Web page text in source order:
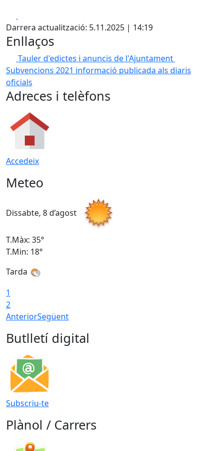
Darrera actualització: 5.11.2025 | 14:19
Enllaços
Tauler d'edictes i anuncis de l'Ajuntament
Subvencions 2021 informació publicada als diaris
oficials
Adreces i telèfons
Accedeix
Meteo
Dissabte, 8 d’agost
T.Màx: 35°
T.Min: 18°
Tarda
1
2
AnteriorSegüent
Butlletí digital
Subscriu-te
Plànol / Carrers